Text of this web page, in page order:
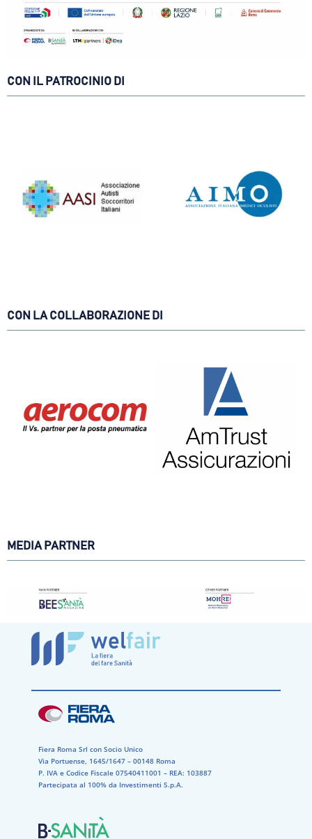
CON IL PATROCINIO DI
CON LA COLLABORAZIONE DI
MEDIA PARTNER
Fiera Roma Srl con Socio Unico
Via Portuense, 1645/1647 – 00148 Roma
P. IVA e Codice Fiscale 07540411001​ – REA: 103887​
Partecipata al 100% da Investimenti S.p.A.